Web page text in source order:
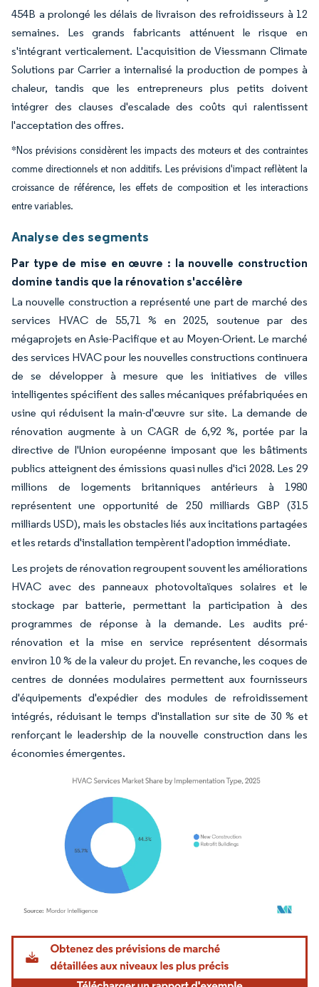
454B a prolongé les délais de livraison des refroidisseurs à 12
semaines. Les grands fabricants atténuent le risque en
s'intégrant verticalement. L'acquisition de Viessmann Climate
Solutions par Carrier a internalisé la production de pompes à
chaleur, tandis que les entrepreneurs plus petits doivent
intégrer des clauses d'escalade des coûts qui ralentissent
l'acceptation des offres.
*Nos prévisions considèrent les impacts des moteurs et des contraintes
comme directionnels et non additifs. Les prévisions d'impact reflètent la
croissance de référence, les effets de composition et les interactions
entre variables.
Analyse des segments
Par type de mise en œuvre : la nouvelle construction
domine tandis que la rénovation s'accélère
La nouvelle construction a représenté une part de marché des
services HVAC de 55,71 % en 2025, soutenue par des
mégaprojets en Asie-Pacifique et au Moyen-Orient. Le marché
des services HVAC pour les nouvelles constructions continuera
de se développer à mesure que les initiatives de villes
intelligentes spécifient des salles mécaniques préfabriquées en
usine qui réduisent la main-d'œuvre sur site. La demande de
rénovation augmente à un CAGR de 6,92 %, portée par la
directive de l'Union européenne imposant que les bâtiments
publics atteignent des émissions quasi nulles d'ici 2028. Les 29
millions de logements britanniques antérieurs à 1980
représentent une opportunité de 250 milliards GBP (315
milliards USD), mais les obstacles liés aux incitations partagées
et les retards d'installation tempèrent l'adoption immédiate.
Les projets de rénovation regroupent souvent les améliorations
HVAC avec des panneaux photovoltaïques solaires et le
stockage par batterie, permettant la participation à des
programmes de réponse à la demande. Les audits pré-
rénovation et la mise en service représentent désormais
environ 10 % de la valeur du projet. En revanche, les coques de
centres de données modulaires permettent aux fournisseurs
d'équipements d'expédier des modules de refroidissement
intégrés, réduisant le temps d'installation sur site de 30 % et
renforçant le leadership de la nouvelle construction dans les
économies émergentes.
Image © Mordor Intelligence. La réutilisation nécessite une attribution sous CC BY